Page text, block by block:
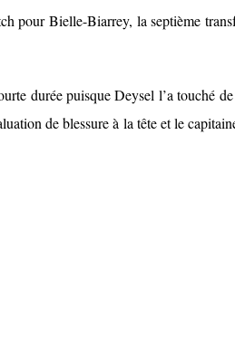
pour Bielle-Biarrey, la septième
durée puisque Deysel l’a touché
de blessure à la tête et le